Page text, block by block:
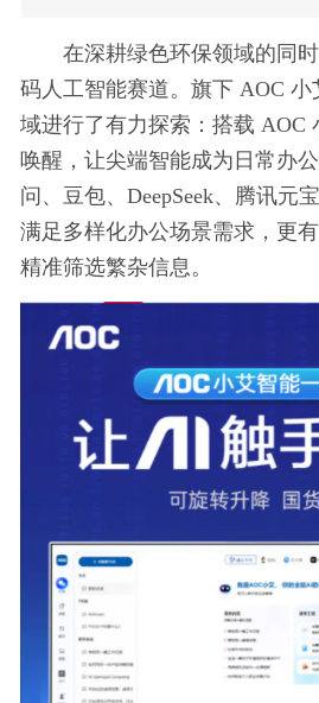
在深耕绿色环保领域的同
码人工智能赛道。旗下 AOC
域进行了有力探索：搭载 AOC
唤醒，让尖端智能成为日常办
问、豆包、DeepSeek、腾讯元
满足多样化办公场景需求，更
精准筛选繁杂信息。